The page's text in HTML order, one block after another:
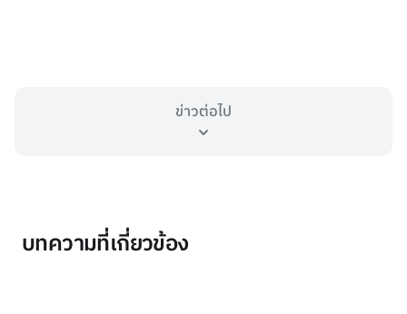
ข่าวต่อไป
บทความที่เกี่ยวข้อง